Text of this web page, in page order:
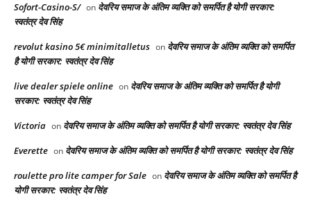
Sofort-Casino-S/ on देवरिय समाज के अंतिम व्यक्ति को समर्पित है योगी सरकार:
स्वतंत्र देव सिंह
revolut kasino 5€ minimitalletus on देवरिय समाज के अंतिम व्यक्ति को समर्पित
है योगी सरकार: स्वतंत्र देव सिंह
live dealer spiele online on देवरिय समाज के अंतिम व्यक्ति को समर्पित है योगी
सरकार: स्वतंत्र देव सिंह
Victoria on देवरिय समाज के अंतिम व्यक्ति को समर्पित है योगी सरकार: स्वतंत्र देव सिंह
Everette on देवरिय समाज के अंतिम व्यक्ति को समर्पित है योगी सरकार: स्वतंत्र देव सिंह
roulette pro lite camper for Sale on देवरिय समाज के अंतिम व्यक्ति को समर्पित है
योगी सरकार: स्वतंत्र देव सिंह